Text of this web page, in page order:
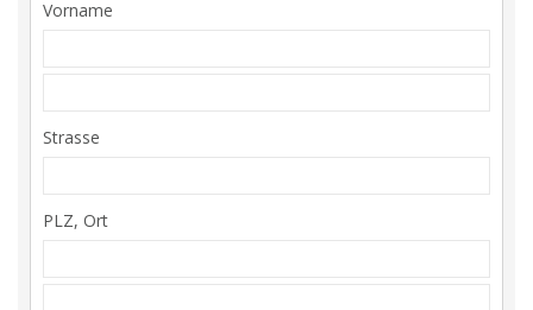
Vorname
Strasse
PLZ, Ort